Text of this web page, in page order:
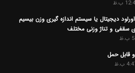
دیجیتال یا سیستم اندازه گیری وزن بیسیم
سقفی و تناژ وزنی مختلف